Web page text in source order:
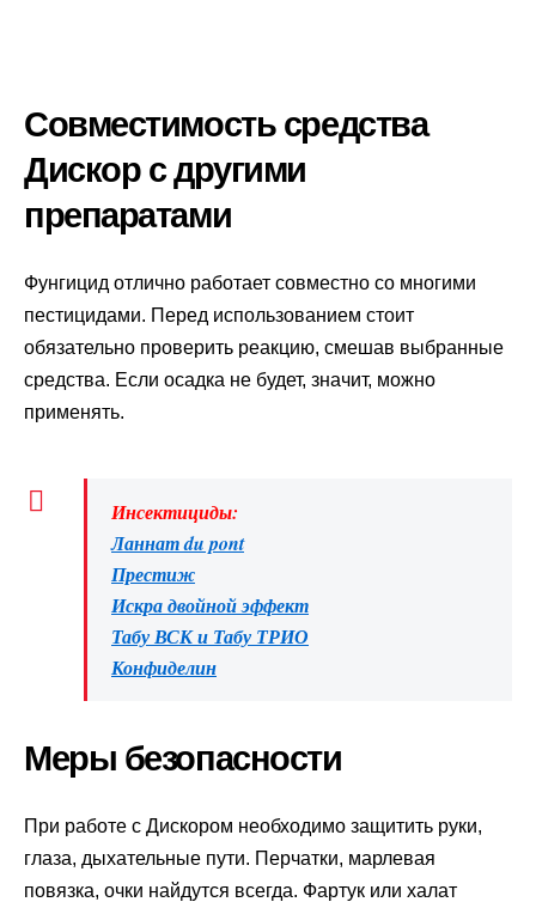
Совместимость средства
Дискор с другими
препаратами
Фунгицид отлично работает совместно со многими
пестицидами. Перед использованием стоит
обязательно проверить реакцию, смешав выбранные
средства. Если осадка не будет, значит, можно
применять.
Инсектициды:
Ланнат du pont
Престиж
Искра двойной эффект
Табу ВСК и Табу ТРИО
Конфиделин
Меры безопасности
При работе с Дискором необходимо защитить руки,
глаза, дыхательные пути. Перчатки, марлевая
повязка, очки найдутся всегда. Фартук или халат